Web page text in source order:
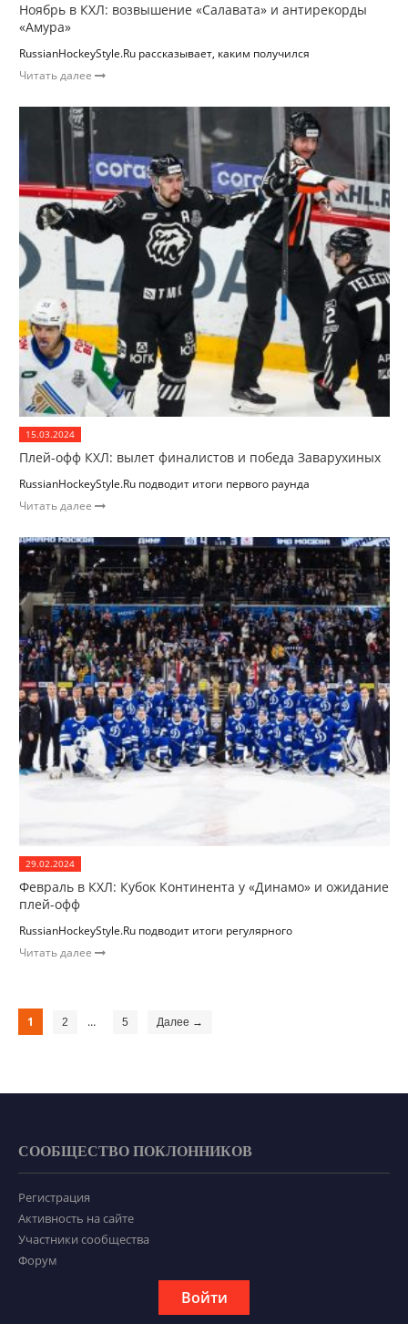
Ноябрь в КХЛ: возвышение «Салавата» и антирекорды
«Амура»
RussianHockeyStyle.Ru рассказывает, каким получился
Читать далее
15.03.2024
Плей-офф КХЛ: вылет финалистов и победа Заварухиных
RussianHockeyStyle.Ru подводит итоги первого раунда
Читать далее
29.02.2024
Февраль в КХЛ: Кубок Континента у «Динамо» и ожидание
плей-офф
RussianHockeyStyle.Ru подводит итоги регулярного
Читать далее
1 2 … 5 Далее →
СООБЩЕСТВО ПОКЛОННИКОВ
Регистрация
Активность на сайте
Участники сообщества
Форум
Войти